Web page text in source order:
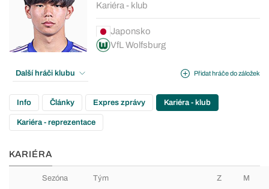
Kariéra - klub
Japonsko
VfL Wolfsburg
Přidat hráče do záložek
Další hráči klubu
Info Články Expres zprávy Kariéra - klub
Kariéra - reprezentace
KARIÉRA
Sezóna Tým Z M